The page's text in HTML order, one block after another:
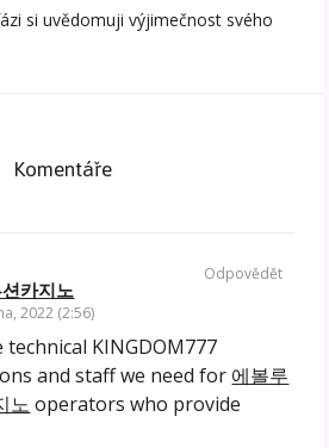
si uvědomuji výjimečnost svého
Komentáře
카지노
2022 (2:56)
technical KINGDOM777
and staff we need for 에볼루
노 operators who provide
Odpovědět